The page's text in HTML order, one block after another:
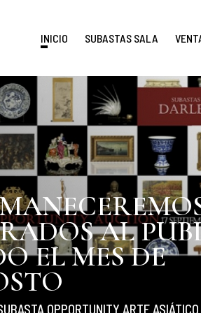
INICIO SUBASTAS SALA
AL
EL MES DE
OPPORTUNITY ARTE